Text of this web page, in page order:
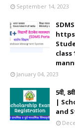
September 14, 2023
January 04, 2023
5वी,
|
and